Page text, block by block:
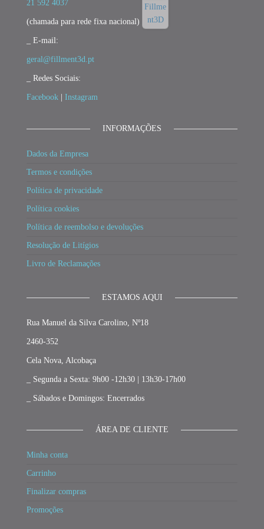
21 592 4037
(chamada para rede fixa nacional)
_ E-mail:
geral@fillment3d.pt
_ Redes Sociais:
Facebook Instagram
INFORMAÇÕES
Dados da Empresa
Termos e condições
Política de privacidade
Política cookies
Política de reembolso e devoluções
Resolução de Litígios
Livro de Reclamações
ESTAMOS AQUI
Rua Manuel da Silva Carolino, Nº18
2460-352
Cela Nova, Alcobaça
_ Segunda a Sexta: 9h00 -12h30 | 13h30-17h00
_ Sábados e Domingos: Encerrados
ÁREA DE CLIENTE
Minha conta
Carrinho
Finalizar compras
Promoções